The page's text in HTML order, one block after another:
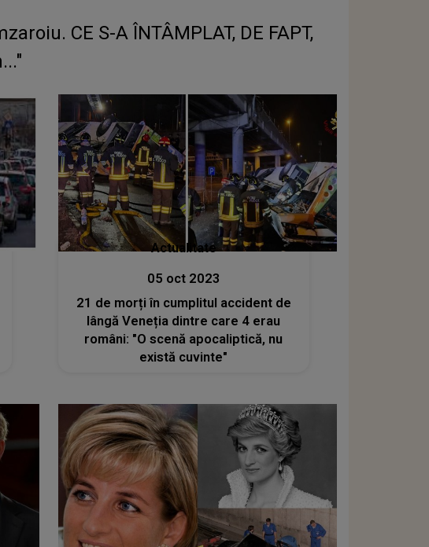
CE S-A ÎNTÂMPLAT, DE FAPT,
Actualitate
05 oct 2023
21 de morți în cumplitul accident de
lângă Veneția dintre care 4 erau
români: "O scenă apocaliptică, nu
există cuvinte"